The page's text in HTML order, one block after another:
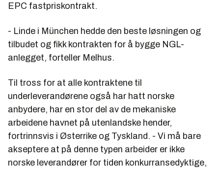
EPC fastpriskontrakt.
- Linde i München hedde den beste løsningen og
tilbudet og fikk kontrakten for å bygge NGL-
anlegget, forteller Melhus.
Til tross for at alle kontraktene til
underleverandørene også har hatt norske
anbydere, har en stor del av de mekaniske
arbeidene havnet på utenlandske hender,
fortrinnsvis i Østerrike og Tyskland. - Vi må bare
akseptere at på denne typen arbeider er ikke
norske leverandører for tiden konkurransedyktige,